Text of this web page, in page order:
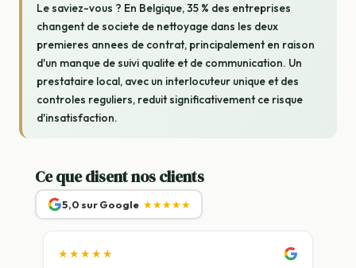
Le saviez-vous ? En Belgique, 35 % des entreprises
changent de societe de nettoyage dans les deux
premieres annees de contrat, principalement en raison
d'un manque de suivi qualite et de communication. Un
prestataire local, avec un interlocuteur unique et des
controles reguliers, reduit significativement ce risque
d'insatisfaction.
Ce que disent nos clients
5,0 sur Google ★★★★★
★★★★★